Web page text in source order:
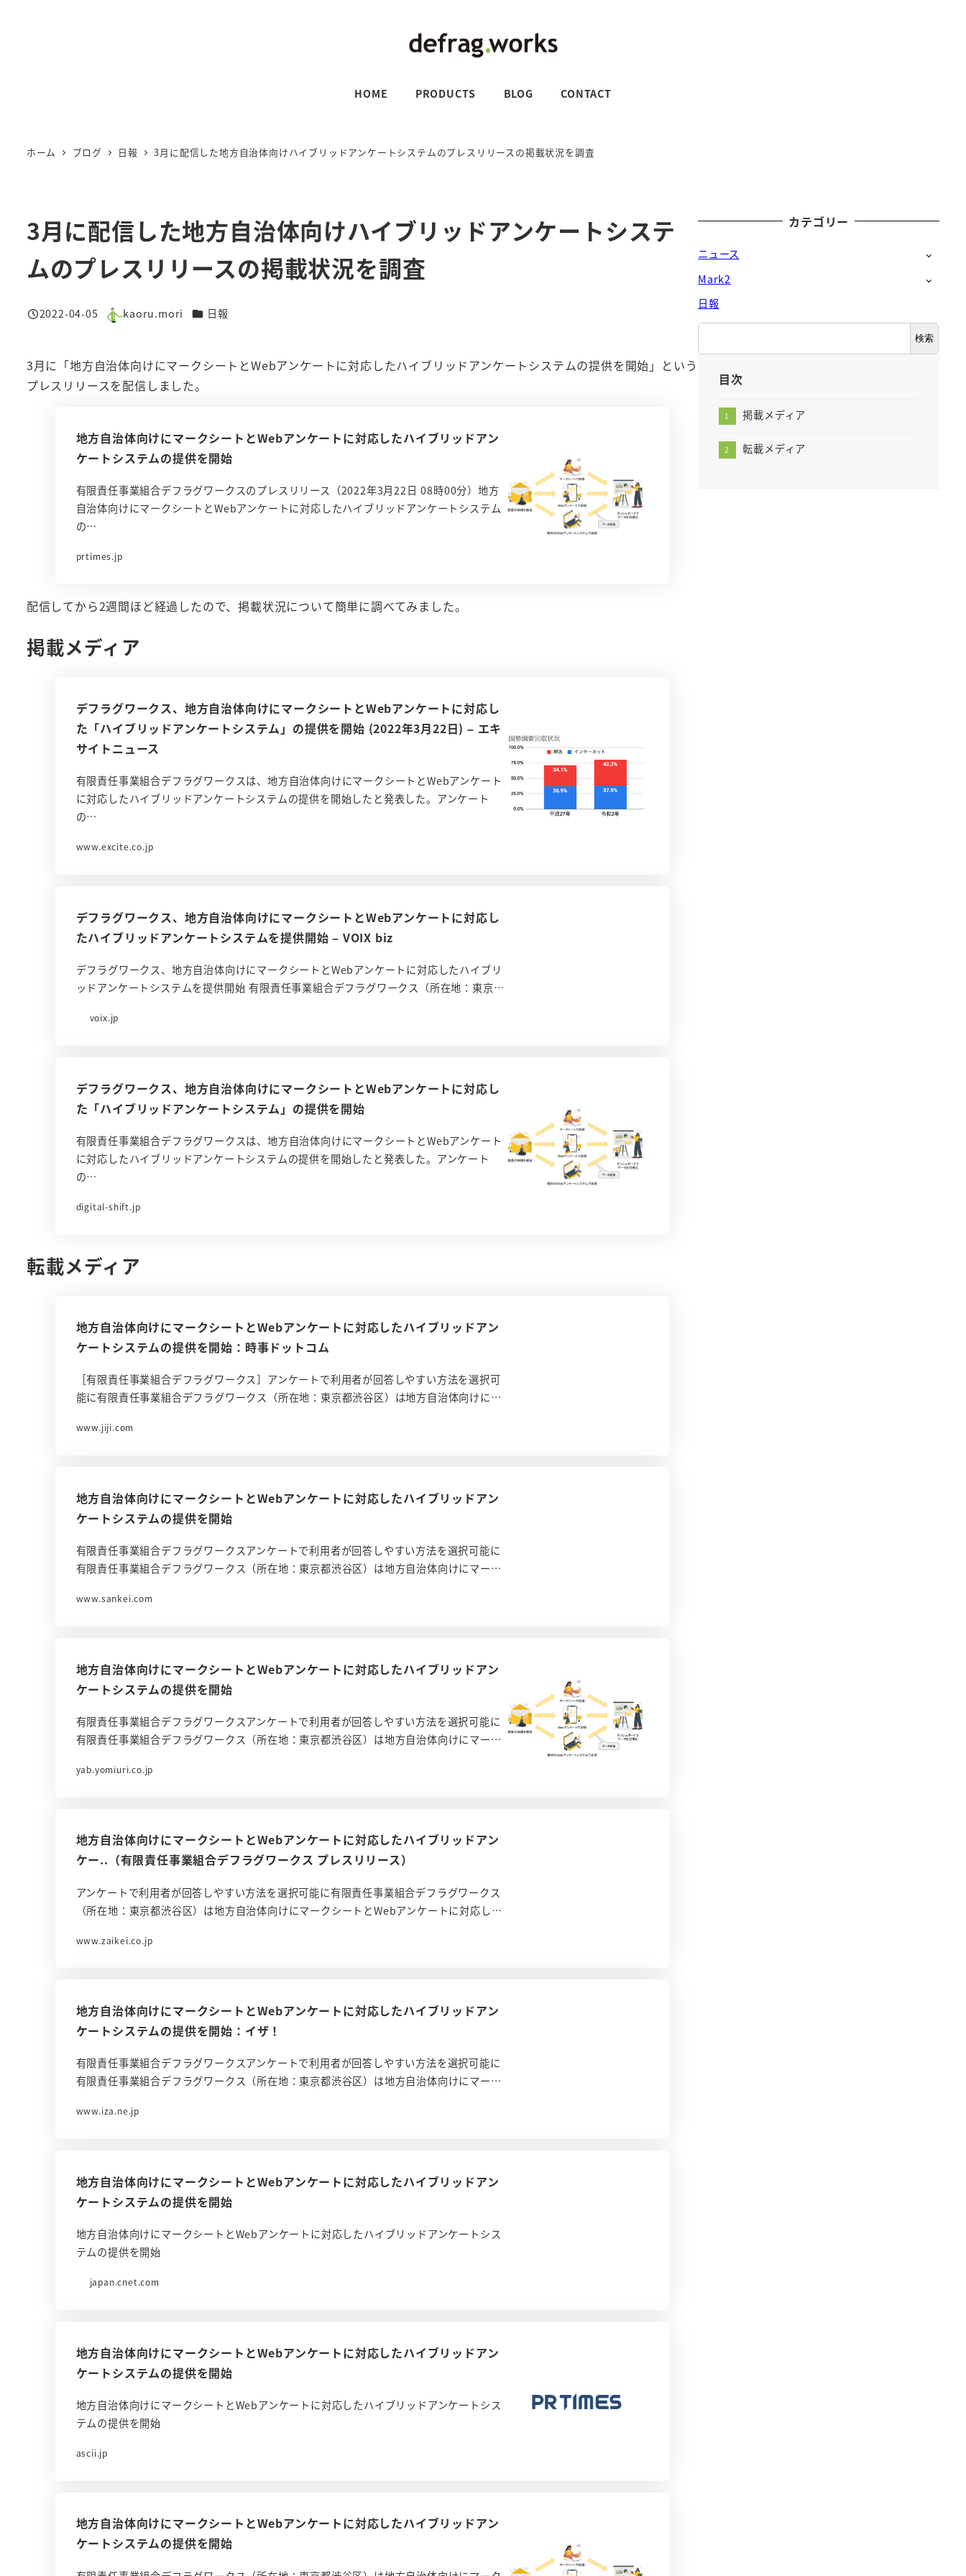
HOME PRODUCTS BLOG CONTACT
ホーム ブログ 日報 3月に配信した地方自治体向けハイブリッドアンケートシステムのプレスリリースの掲載状況を調査
3月に配信した地方自治体向けハイブリッドアンケートシステ
ムのプレスリリースの掲載状況を調査
投稿日
2022-04-05
著
kaoru.mori カテゴリー
日報
3月に「地方自治体向けにマークシートとWebアンケートに対応したハイブリッドアンケートシステムの提供を開始」という
プレスリリースを配信しました。
地方自治体向けにマークシートとWebアンケートに対応したハイブリッドアン
ケートシステムの提供を開始
有限責任事業組合デフラグワークスのプレスリリース（2022年3月22日 08時00分）地方
自治体向けにマークシートとWebアンケートに対応したハイブリッドアンケートシステム
の…
prtimes.jp
配信してから2週間ほど経過したので、掲載状況について簡単に調べてみました。
掲載メディア
デフラグワークス、地方自治体向けにマークシートとWebアンケートに対応し
た「ハイブリッドアンケートシステム」の提供を開始 (2022年3月22日) – エキ
サイトニュース
有限責任事業組合デフラグワークスは、地方自治体向けにマークシートとWebアンケート
に対応したハイブリッドアンケートシステムの提供を開始したと発表した。アンケート
の…
www.excite.co.jp
デフラグワークス、地方自治体向けにマークシートとWebアンケートに対応し
たハイブリッドアンケートシステムを提供開始 – VOIX biz
デフラグワークス、地方自治体向けにマークシートとWebアンケートに対応したハイブリ
ッドアンケートシステムを提供開始 有限責任事業組合デフラグワークス（所在地：東京…
voix.jp
デフラグワークス、地方自治体向けにマークシートとWebアンケートに対応し
た「ハイブリッドアンケートシステム」の提供を開始
有限責任事業組合デフラグワークスは、地方自治体向けにマークシートとWebアンケート
に対応したハイブリッドアンケートシステムの提供を開始したと発表した。アンケート
の…
digital-shift.jp
転載メディア
地方自治体向けにマークシートとWebアンケートに対応したハイブリッドアン
ケートシステムの提供を開始：時事ドットコム
［有限責任事業組合デフラグワークス］アンケートで利用者が回答しやすい方法を選択可
能に有限責任事業組合デフラグワークス（所在地：東京都渋谷区）は地方自治体向けに…
www.jiji.com
地方自治体向けにマークシートとWebアンケートに対応したハイブリッドアン
ケートシステムの提供を開始
有限責任事業組合デフラグワークスアンケートで利用者が回答しやすい方法を選択可能に
有限責任事業組合デフラグワークス（所在地：東京都渋谷区）は地方自治体向けにマー…
www.sankei.com
地方自治体向けにマークシートとWebアンケートに対応したハイブリッドアン
ケートシステムの提供を開始
有限責任事業組合デフラグワークスアンケートで利用者が回答しやすい方法を選択可能に
有限責任事業組合デフラグワークス（所在地：東京都渋谷区）は地方自治体向けにマー…
yab.yomiuri.co.jp
地方自治体向けにマークシートとWebアンケートに対応したハイブリッドアン
ケー..（有限責任事業組合デフラグワークス プレスリリース）
アンケートで利用者が回答しやすい方法を選択可能に有限責任事業組合デフラグワークス
（所在地：東京都渋谷区）は地方自治体向けにマークシートとWebアンケートに対応し…
www.zaikei.co.jp
地方自治体向けにマークシートとWebアンケートに対応したハイブリッドアン
ケートシステムの提供を開始：イザ！
有限責任事業組合デフラグワークスアンケートで利用者が回答しやすい方法を選択可能に
有限責任事業組合デフラグワークス（所在地：東京都渋谷区）は地方自治体向けにマー…
www.iza.ne.jp
地方自治体向けにマークシートとWebアンケートに対応したハイブリッドアン
ケートシステムの提供を開始
地方自治体向けにマークシートとWebアンケートに対応したハイブリッドアンケートシス
テムの提供を開始
japan.cnet.com
地方自治体向けにマークシートとWebアンケートに対応したハイブリッドアン
ケートシステムの提供を開始
地方自治体向けにマークシートとWebアンケートに対応したハイブリッドアンケートシス
テムの提供を開始
ascii.jp
地方自治体向けにマークシートとWebアンケートに対応したハイブリッドアン
ケートシステムの提供を開始
カテゴリー
ニュース
Mark2
日報
索
検索
目次
掲載メディア
転載メディア